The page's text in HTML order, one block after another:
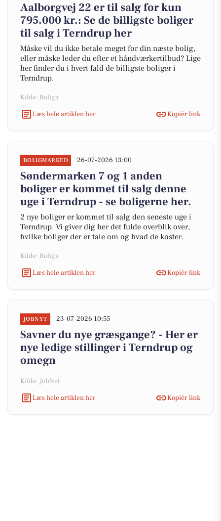
Aalborgvej 22 er til salg for kun
795.000 kr.: Se de billigste boliger
til salg i Terndrup her
Måske vil du ikke betale meget for din næste bolig,
eller måske leder du efter et håndværkertilbud? Lige
her finder du i hvert fald de billigste boliger i
Terndrup.
Kilde: Boliga
Læs hele artiklen her
Kopiér link
BOLIGMARKED 26-07-2026 13:00
Søndermarken 7 og 1 anden
boliger er kommet til salg denne
uge i Terndrup - se boligerne her.
2 nye boliger er kommet til salg den seneste uge i
Terndrup. Vi giver dig her det fulde overblik over,
hvilke boliger der er tale om og hvad de koster.
Kilde: Boliga
Læs hele artiklen her
Kopiér link
JOBNYT 23-07-2026 10:55
Savner du nye græsgange? - Her er
nye ledige stillinger i Terndrup og
omegn
Kilde: JobNet
Læs hele artiklen her
Kopiér link